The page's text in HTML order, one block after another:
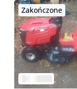
Zakończone